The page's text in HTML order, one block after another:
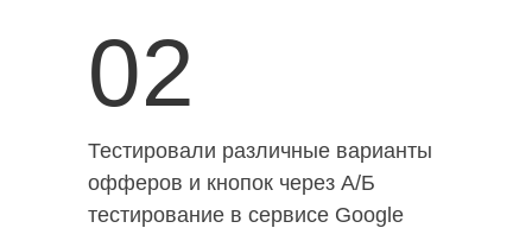
02
Тестировали различные варианты
офферов и кнопок через А/Б
тестирование в сервисе Google